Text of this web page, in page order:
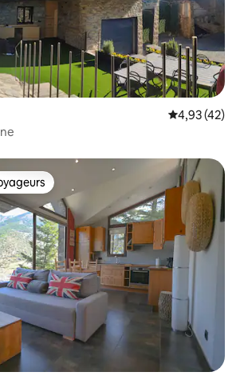
Évaluation
4,93 (42)